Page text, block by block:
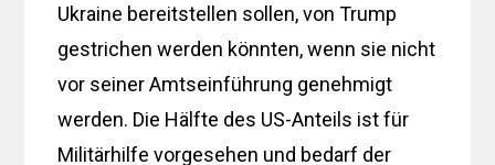
Ukraine bereitstellen sollen, von Trump
gestrichen werden könnten, wenn sie nicht
vor seiner Amtseinführung genehmigt
werden. Die Hälfte des US-Anteils ist für
Militärhilfe vorgesehen und bedarf der